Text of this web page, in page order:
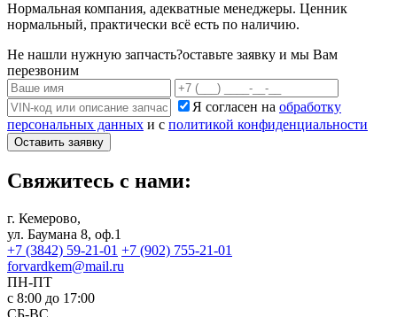
Нормальная компания, адекватные менеджеры. Ценник
нормальный, практически всё есть по наличию.
Не нашли нужную запчасть?оставьте заявку и мы Вам
перезвоним
Я согласен на обработку
персональных данных и с политикой конфиденциальности
Оставить заявку
Свяжитесь с нами:
г. Кемерово,
ул. Баумана 8, оф.1
+7 (3842) 59-21-01 +7 (902) 755-21-01
forvardkem@mail.ru
ПН-ПТ
с 8:00 до 17:00
СБ-ВС